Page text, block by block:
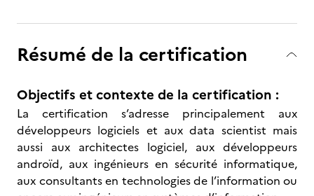
Résumé de la certification
Objectifs et contexte de la certification :
La certification s’adresse principalement aux
développeurs logiciels et aux data scientist mais
aussi aux architectes logiciel, aux développeurs
androïd, aux ingénieurs en sécurité informatique,
aux consultants en technologies de l’information ou